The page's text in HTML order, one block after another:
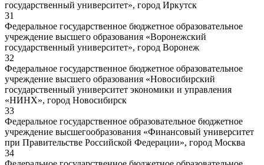
государственный университет», город Иркутск
31
Федеральное государственное бюджетное образовательное
учреждение высшего образования «Воронежский
государственный университет», город Воронеж
32
Федеральное государственное бюджетное образовательное
учреждение высшего образования «Новосибирский
государственный университет экономики и управления
«НИНХ», город Новосибирск
33
Федеральное государственное образовательное бюджетное
учреждение высшегообразования «Финансовый университет
при Правительстве Российской Федерации», город Москва
34